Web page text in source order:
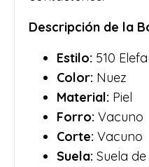
Descripción de la
Estilo: 510
Color: Nuez
Material: Piel
Forro: Vacuno
Corte: Vacuno
Suela: Suela